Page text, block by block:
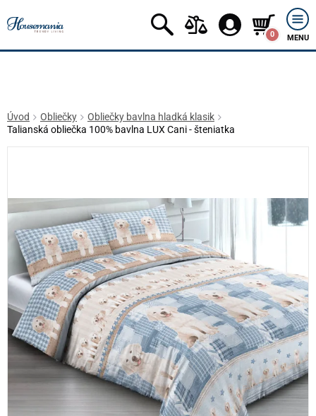
0 MENU
Úvod Obliečky
Obliečky bavlna hladká klasik
Talianská obliečka 100% bavlna LUX Cani - šteniatka